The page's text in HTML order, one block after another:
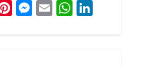
Pinterest
Messenger
Email